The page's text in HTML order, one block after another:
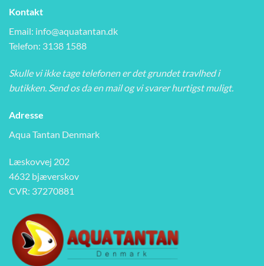
Kontakt
Email: info@aquatantan.dk
Telefon: 3138 1588
Skulle vi ikke tage telefonen er det grundet travlhed i
butikken. Send os da en mail og vi svarer hurtigst muligt.
Adresse
Aqua Tantan Denmark
Læskovvej 202
4632 bjæverskov
CVR: 37270881